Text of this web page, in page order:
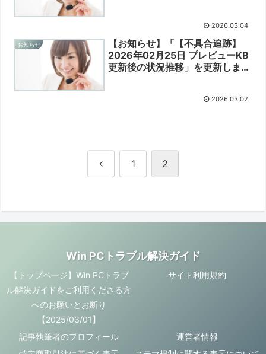
2026.03.04
お知らせ
【お知らせ】「【不具合追跡】
2026年02月25日 プレビューKB
更新後の状況推移」を更新しまし
2026.03.02
前 1 2
Win PCトラブル解決ガイド
【トップページ】Win PCトラブ
ル解決ガイドをご利用くださる方
へのお願いとお断り
【2025/03/01】
サイト利用規約
記事執筆者のプロフィール
運営者情報